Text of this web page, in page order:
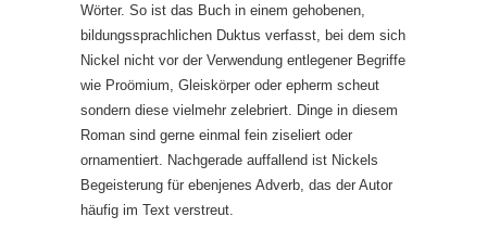
Wörter. So ist das Buch in einem gehobenen,
bildungssprachlichen Duktus verfasst, bei dem sich
Nickel nicht vor der Verwendung entlegener Begriffe
wie Proömium, Gleiskörper oder epherm scheut
sondern diese vielmehr zelebriert. Dinge in diesem
Roman sind gerne einmal fein ziseliert oder
ornamentiert. Nachgerade auffallend ist Nickels
Begeisterung für ebenjenes Adverb, das der Autor
häufig im Text verstreut.